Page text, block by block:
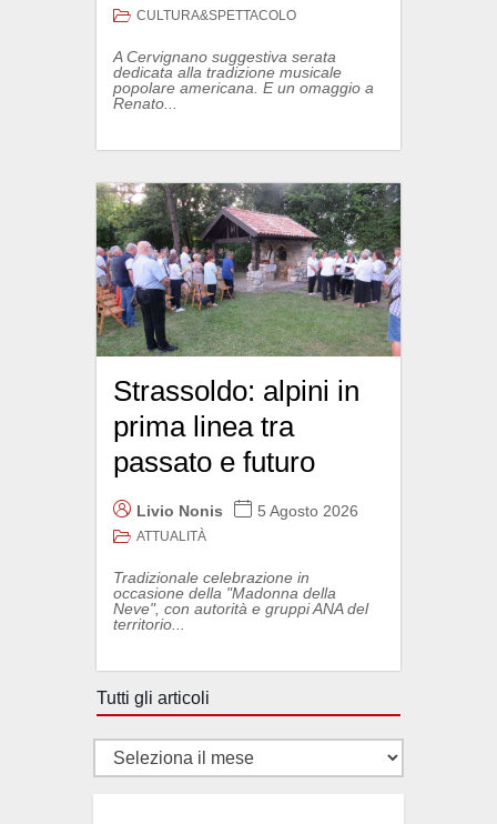
CULTURA&SPETTACOLO
A Cervignano suggestiva serata
dedicata alla tradizione musicale
popolare americana. E un omaggio a
Renato...
Strassoldo: alpini in
prima linea tra
passato e futuro
Livio Nonis 5 Agosto 2026
ATTUALITÀ
Tradizionale celebrazione in
occasione della "Madonna della
Neve", con autorità e gruppi ANA del
territorio...
Tutti gli articoli
Tutti